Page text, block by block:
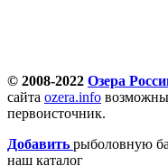
© 2008-2022 Озера
сайта ozera.info возможны
первоисточник.
Добавить рыболовную
наш каталог